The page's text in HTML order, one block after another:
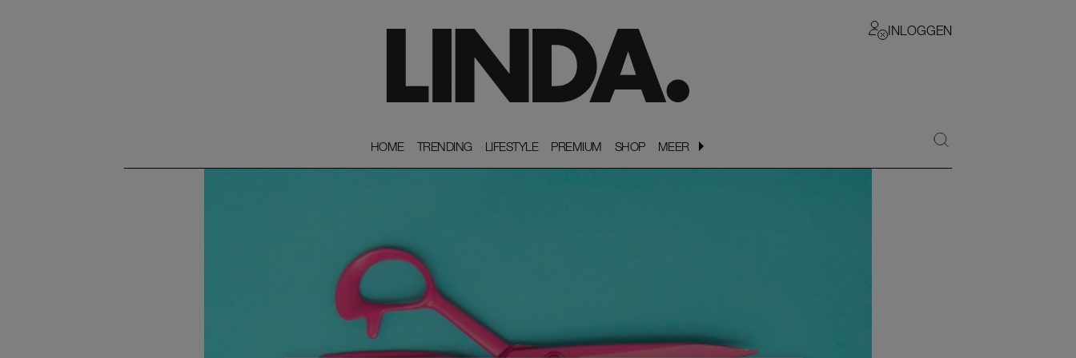
INLOGGEN
HOME
HOME TRENDING
TRENDING LIFESTYLE
LIFESTYLE PREMIUM
PREMIUM SHOP
SHOP MEER
MEER